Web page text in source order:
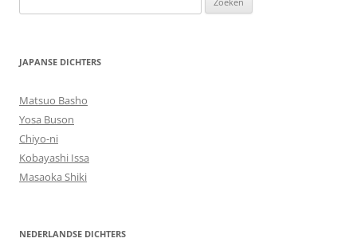
naar:
JAPANSE DICHTERS
Matsuo Basho
Yosa Buson
Chiyo-ni
Kobayashi Issa
Masaoka Shiki
NEDERLANDSE DICHTERS